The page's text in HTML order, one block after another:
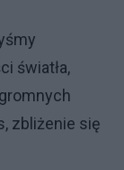
światła,
zbliżenie się